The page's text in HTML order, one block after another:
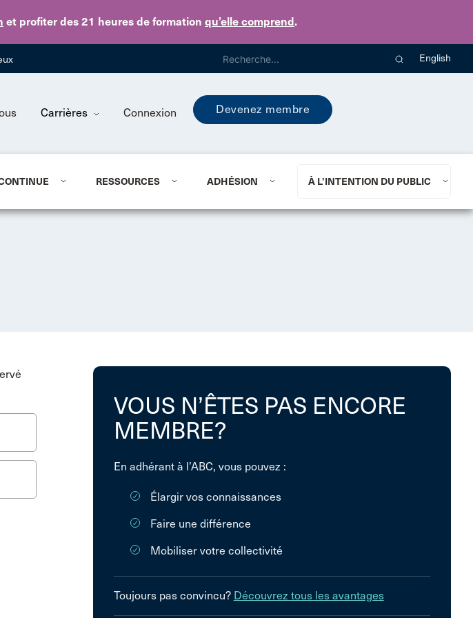
et profiter des 21 heures de formation qu’elle comprend.
Skip to main content
English
Carrières Connexion Devenez membre
RESSOURCES ADHÉSION À L’INTENTION DU PUBLIC
VOUS N’ÊTES PAS ENCORE
MEMBRE?
En adhérant à l’ABC, vous pouvez :
Élargir vos connaissances
Faire une différence
Mobiliser votre collectivité
Toujours pas convincu? Découvrez tous les avantages